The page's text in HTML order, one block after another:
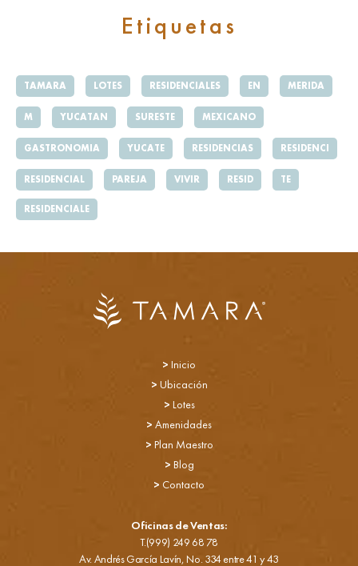
Etiquetas
TAMARA LOTES RESIDENCIALES EN MERIDA
M YUCATAN SURESTE MEXICANO
GASTRONOMIA YUCATE RESIDENCIAS RESIDENCI
RESIDENCIAL PAREJA VIVIR RESID TE
RESIDENCIALE
> Inicio
> Ubicación
> Lotes
> Amenidades
> Plan Maestro
> Blog
> Contacto
Oficinas de Ventas:
T.(999) 249 68 78
Av. Andrés García Lavín, No. 334 entre 41 y 43